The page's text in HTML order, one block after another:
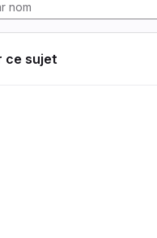
ce sujet